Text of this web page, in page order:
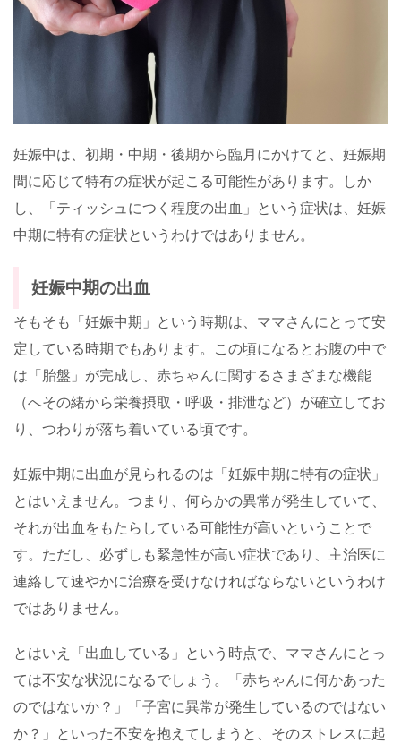
妊娠中は、初期・中期・後期から臨月にかけてと、妊娠期
間に応じて特有の症状が起こる可能性があります。しか
し、「ティッシュにつく程度の出血」という症状は、妊娠
中期に特有の症状というわけではありません。
妊娠中期の出血
そもそも「妊娠中期」という時期は、ママさんにとって安
定している時期でもあります。この頃になるとお腹の中で
は「胎盤」が完成し、赤ちゃんに関するさまざまな機能
（へその緒から栄養摂取・呼吸・排泄など）が確立してお
り、つわりが落ち着いている頃です。
妊娠中期に出血が見られるのは「妊娠中期に特有の症状」
とはいえません。つまり、何らかの異常が発生していて、
それが出血をもたらしている可能性が高いということで
す。ただし、必ずしも緊急性が高い症状であり、主治医に
連絡して速やかに治療を受けなければならないというわけ
ではありません。
とはいえ「出血している」という時点で、ママさんにとっ
ては不安な状況になるでしょう。「赤ちゃんに何かあった
のではないか？」「子宮に異常が発生しているのではない
か？」といった不安を抱えてしまうと、そのストレスに起